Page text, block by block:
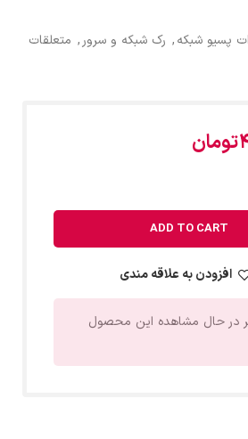
پسیو شبکه, رک شبکه و سرور , متعلقات
تومان
ADD TO CART
افزودن به علاقه مندی
در حال مشاهده این محصول